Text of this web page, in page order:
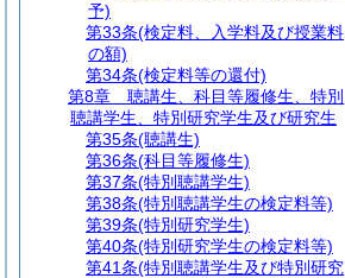
予)
第33条(検定料、入学料及び授業料
の額)
第34条(検定料等の還付)
第8章
聴講生、科目等履修生、特別
聴講学生、特別研究学生及び研究生
第35条(聴講生)
第36条(科目等履修生)
第37条(特別聴講学生)
第38条(特別聴講学生の検定料等)
第39条(特別研究学生)
第40条(特別研究学生の検定料等)
第41条(特別聴講学生及び特別研究